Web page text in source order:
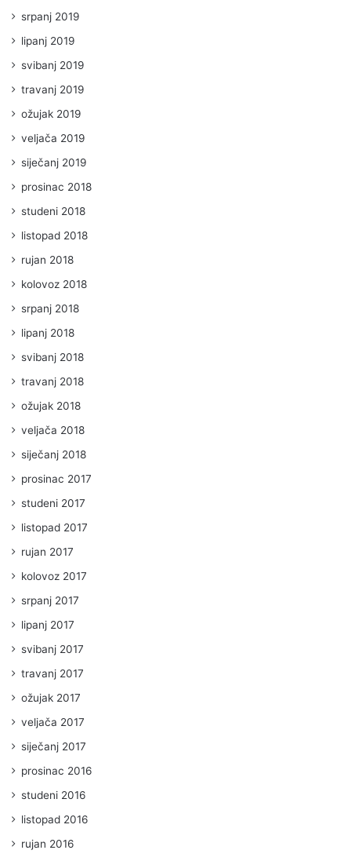
srpanj 2019
lipanj 2019
svibanj 2019
travanj 2019
ožujak 2019
veljača 2019
siječanj 2019
prosinac 2018
studeni 2018
listopad 2018
rujan 2018
kolovoz 2018
srpanj 2018
lipanj 2018
svibanj 2018
travanj 2018
ožujak 2018
veljača 2018
siječanj 2018
prosinac 2017
studeni 2017
listopad 2017
rujan 2017
kolovoz 2017
srpanj 2017
lipanj 2017
svibanj 2017
travanj 2017
ožujak 2017
veljača 2017
siječanj 2017
prosinac 2016
studeni 2016
listopad 2016
rujan 2016